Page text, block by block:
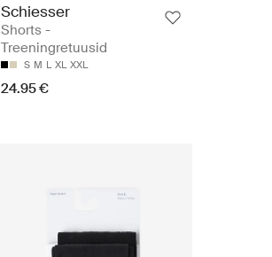
Schiesser
Shorts -
Treeningretuusid
S M L XL XXL
24.95 €